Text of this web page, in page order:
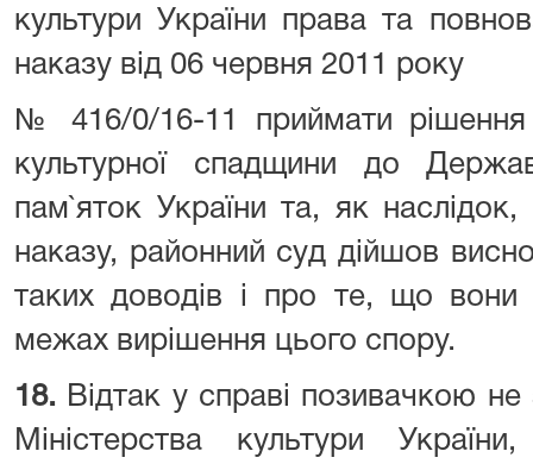
культури України права та
наказу від 06 червня 2011 року
№ 416/0/16-11 приймати
культурної спадщини до
пам`яток України та, як наслідок,
наказу, районний суд дійшов
таких доводів і про те, що вони
межах вирішення цього спору.
18. Відтак у справі позивачкою
Міністерства культури